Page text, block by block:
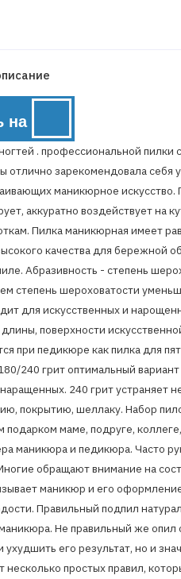
на
. профессиональной пилки
отлично зарекомендовала себя
маникюрное
аккуратно воздействует на
Пилка маникюрная имеет
качества для бережной
Абразивность - степень
степень шероховатости
для искусственных и
поверхности
при педикюре как пилка для
240 грит оптимальный
240 грит устраняет
покрытию, шеллаку. Набор
подарком маме, подруге,
маникюра и педикюра. Часто
обращают внимание на
маникюр и его
Правильный подпил
Не правильный же
его результат, но и
несколько простых правил,